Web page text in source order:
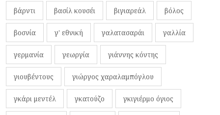
βάρντι βασίλ κουσέι βιγιαρεάλ βόλος
βοσνία γ' εθνική γαλατασαράι γαλλία
γερμανία γεωργία γιάννης κόντης
γιουβέντους γιώργος χαραλαμπόγλου
γκάρι μεντέλ γκατούζο γκιγιέρμο όγιος